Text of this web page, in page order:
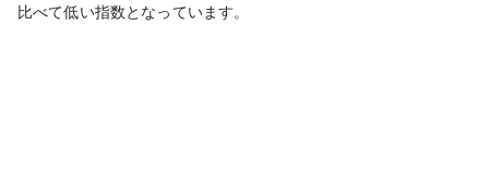
比べて低い指数となっています。